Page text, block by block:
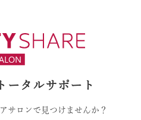
ータルサポート
サロンで見つけませんか？